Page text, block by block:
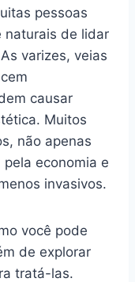
pessoas
naturais de lidar
varizes, veias
causar
Muitos
não apenas
economia e
invasivos.
você pode
de explorar
tratá-las.